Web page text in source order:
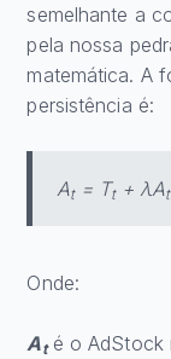
semelhante a
pela nossa
matemática. A
persistência é:
At= Tt+ λA
Onde:
Até o AdStock